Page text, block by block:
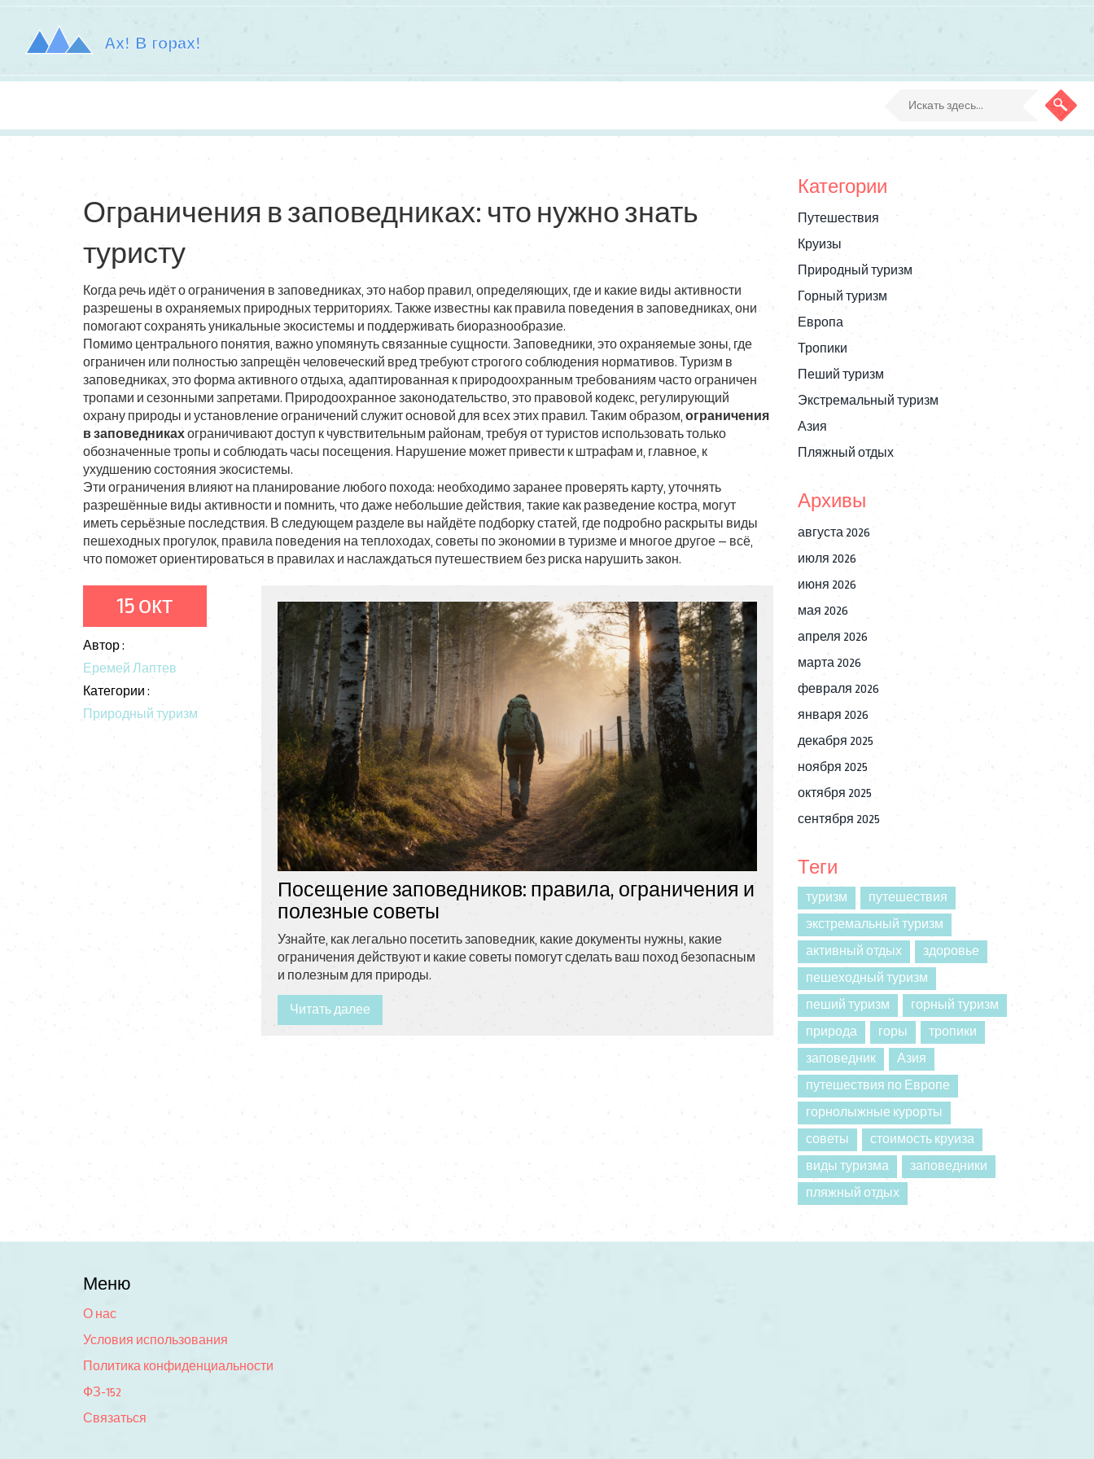
Ограничения в заповедниках: что нужно знать
туристу
Когда речь идёт оограничения в заповедниках, это набор правил, определяющих, где и какие виды активности
разрешены в охраняемых природных территориях. Также известны как правила поведения в заповедниках, они
помогают сохранять уникальные экосистемы и поддерживать биоразнообразие.
Помимо центрального понятия, важно упомянуть связанные сущности. Заповедники, это охраняемые зоны, где
ограничен или полностью запрещён человеческий вредтребуют строгого соблюдения нормативов. Туризм в
заповедниках, это форма активного отдыха, адаптированная к природоохранным требованиям часто ограничен
тропами и сезонными запретами. Природоохранное законодательство, это правовой кодекс, регулирующий
охрану природы и установление ограничений служит основой для всех этих правил. Таким образом, ограничения
в заповедникахограничивают доступ к чувствительным районам, требуя от туристов использовать только
обозначенные тропы и соблюдать часы посещения. Нарушение может привести к штрафам и, главное, к
ухудшению состояния экосистемы.
Эти ограничения влияют на планирование любого похода: необходимо заранее проверять карту, уточнять
разрешённые виды активности и помнить, что даже небольшие действия, такие как разведение костра, могут
иметь серьёзные последствия. В следующем разделе вы найдёте подборку статей, где подробно раскрыты виды
пешеходных прогулок, правила поведения на теплоходах, советы по экономии в туризме и многое другое — всё,
что поможет ориентироваться в правилах и наслаждаться путешествием без риска нарушить закон.
15 окт
Автор :
Еремей Лаптев
Категории :
Природный туризм
Посещение заповедников: правила, ограничения и
полезные советы
Узнайте, как легально посетить заповедник, какие документы нужны, какие
ограничения действуют и какие советы помогут сделать ваш поход безопасным
и полезным для природы.
Читать далее
Категории
Путешествия
Круизы
Природный туризм
Горный туризм
Европа
Тропики
Пеший туризм
Экстремальный туризм
Азия
Пляжный отдых
Архивы
августа 2026
июля 2026
июня 2026
мая 2026
апреля 2026
марта 2026
февраля 2026
января 2026
декабря 2025
ноября 2025
октября 2025
сентября 2025
Теги
туризм
путешествия
экстремальный туризм
активный отдых
здоровье
пешеходный туризм
пеший туризм
горный туризм
природа
горы
тропики
заповедник
Азия
путешествия по Европе
горнолыжные курорты
советы
стоимость круиза
виды туризма
заповедники
пляжный отдых
Меню
О нас
Условия использования
Политика конфиденциальности
ФЗ-152
Связаться